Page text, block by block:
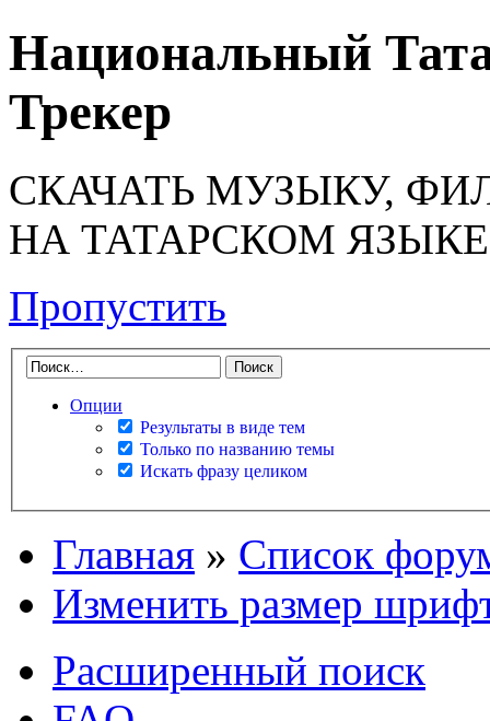
Национальный
Трекер
СКАЧАТЬ МУЗЫКУ,
НА ТАТАРСКОМ ЯЗЫКЕ
Пропустить
Опции
Результаты в виде тем
Только по названию темы
Искать фразу целиком
Главная » Список
Изменить размер
Расширенный поиск